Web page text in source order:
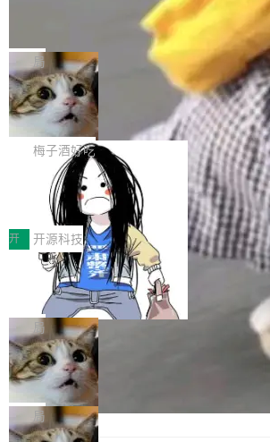
个独立于业务线程的全局通信引擎（Engine）
Coding 从个人辅助工具逐步走向团队级、组
级应用，企业在规模化落地过程中，对安全性
可控性和代码质量提出了更高要求。 首先是
安全与合规要求。对于大多数普通研发场景
有云模型能够满足快速试用和效率提升的需求
但对于金融、能源、医疗等对数据安全要求
产品应用、支撑保障、专题等五大方向。深信
AI算力网关（AI创新平台）成功入选！ 随着
各业的Agent走向规模化建设，算力构成形态
渐丰富，用户关注的重点也在发生变化：不
让AI用起来，还要进一步看清混合算力时代下
Token花在哪里、算力是否被充分利用，以及
续增长的AI成本该如何优化。 深信服AI算力
正是围绕这些实际问题，从Token治理和成本
理两个方面，让用户的每一份算力都看得清、
得住、用得稳、省得下、更安全！ 一、从现
始，Token使用一目...
Jeff Dean 离开 Google：一个时代的结
束，一个实验室的开始
Google 员工编号 20。MapReduce 作者之
Bigtable 作者之一。TensorFlow 的作者之一
Gemini 的架构师。Google 首席科学家。
ean 在 Google 工作了 27 年后，宣布离职。
不是一个人走。一同离开的还有 Sanjay
wat（Google 员工编号 23，Jeff Dean 二十
年的编程搭档，MapReduce 和 Bigtable 的
作者）、Quoc Le（Google 大脑核心成员，
q2Seq 和 DocAI 的共同发明人）以及 Oriol
yals（Gemini 联合负责人，AlphaSta...
局
🔥 SolonCode v2026.8.4 发布：界面
字体可调、22 种语言、记忆搜索增强
打开终端就能上岗的全中文编码智能体，这
把「看得清、用母语、记得住」三件事一次补
齐。 SolonCode 是什么 SolonCode 是杭州
耳科技研发的企业级终端编码智能体——一
中文驱动的数字员工，自主理解需求、规划步
骤、编写代码。不挑模型、不挑平台，curl 一
装完即用。 开源地址：Gitee · GitCode ·
b 安装 支持 Java 8+（8~26）、macOS /
x / Windows / Harmony PC。 # macOS /
x / Harmony PC curl -fsSL https://
r.org/solon...
梅子酒好吃
让“代码语义理解”深度释放AI Coding
价值潜能：华为云码道（CodeArts）
代码仓技术解析
一、代码仓深度理解技术的作用与价值 在软
程实践中，代码仓是企业核心知识资产的主要
体。企业级代码仓库通常包含数十万乃至数百
个文件，其规模远超单次模型调用可承载的上
文窗口。随着项目规模的持续扩张与代码历史
不断累积，代码仓中的模块关系、接口契约
务逻辑等关键信息往往分散于数十乃至数百
件之中，形成高度复杂的知识关联网络。传
代码检索手段（如关键词匹配、目录遍历）仅
在语法层面完成文本定位，难以触及代码的语
内涵与结构关联，导致开发者使用代码智能体
开 开源科技
一条“删库”命令跑 17 小时，算法工程
师删光 89TB 数据只为干私活
最高人民检察院8月4日公布了一起案件：北京
名90后算法工程师王某，为了给自己接的私
服务器空间，删光了公司AI游戏部门的全部核
数据。 王某2024年1月入职东城区某科技公司
短剧部门，有互联网大厂背景。在公司内部架
调整期间，部门三次通知全员将数据从A集群迁
移到B集群，王某都回复了"收到"。 他没有迁移
局
Cloudflare 分享推理优化实践：KV ca
che 量化 + 权重压缩，吞吐量提升 4
1%，成本降 30%
Kimi 和 GLM 是当前最强的大模型系列之一，
它们有一个共同的问题：太吃显存了。月之
的 Kimi K 系列和智谱的 GLM 都是长上下文、
局